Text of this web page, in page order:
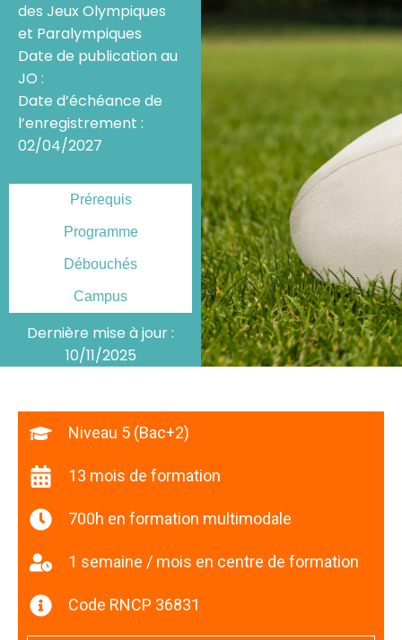
des Jeux Olympiques
et Paralympiques
Date de publication au
JO :
Date d’échéance de
l’enregistrement :
02/04/2027
Prérequis
Programme
Débouchés
Campus
Dernière mise à jour :
10/11/2025
Niveau 5 (Bac+2)
13 mois de formation
700h en formation multimodale
1 semaine / mois en centre de formation
Code RNCP 36831